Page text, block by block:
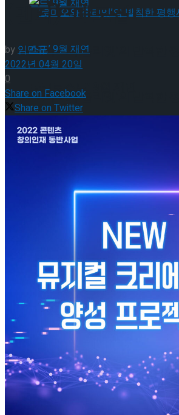
‘로미오와 줄리엣’의 발칙한
타크로스드’ 9월 재연
젠더프리 캐스팅으로 돌아온
셰익스피어의 ‘오셀로’, 록뮤
‘로미오와 줄리엣’의 발칙한
타크로스드’ 9월 재연
젠더프리 캐스팅으로 돌아온
트’ 9월 개막
(멘티)’ 대모집!
by임민규
2022년 04월 20일
0
Share on Facebook
Share on Twitter